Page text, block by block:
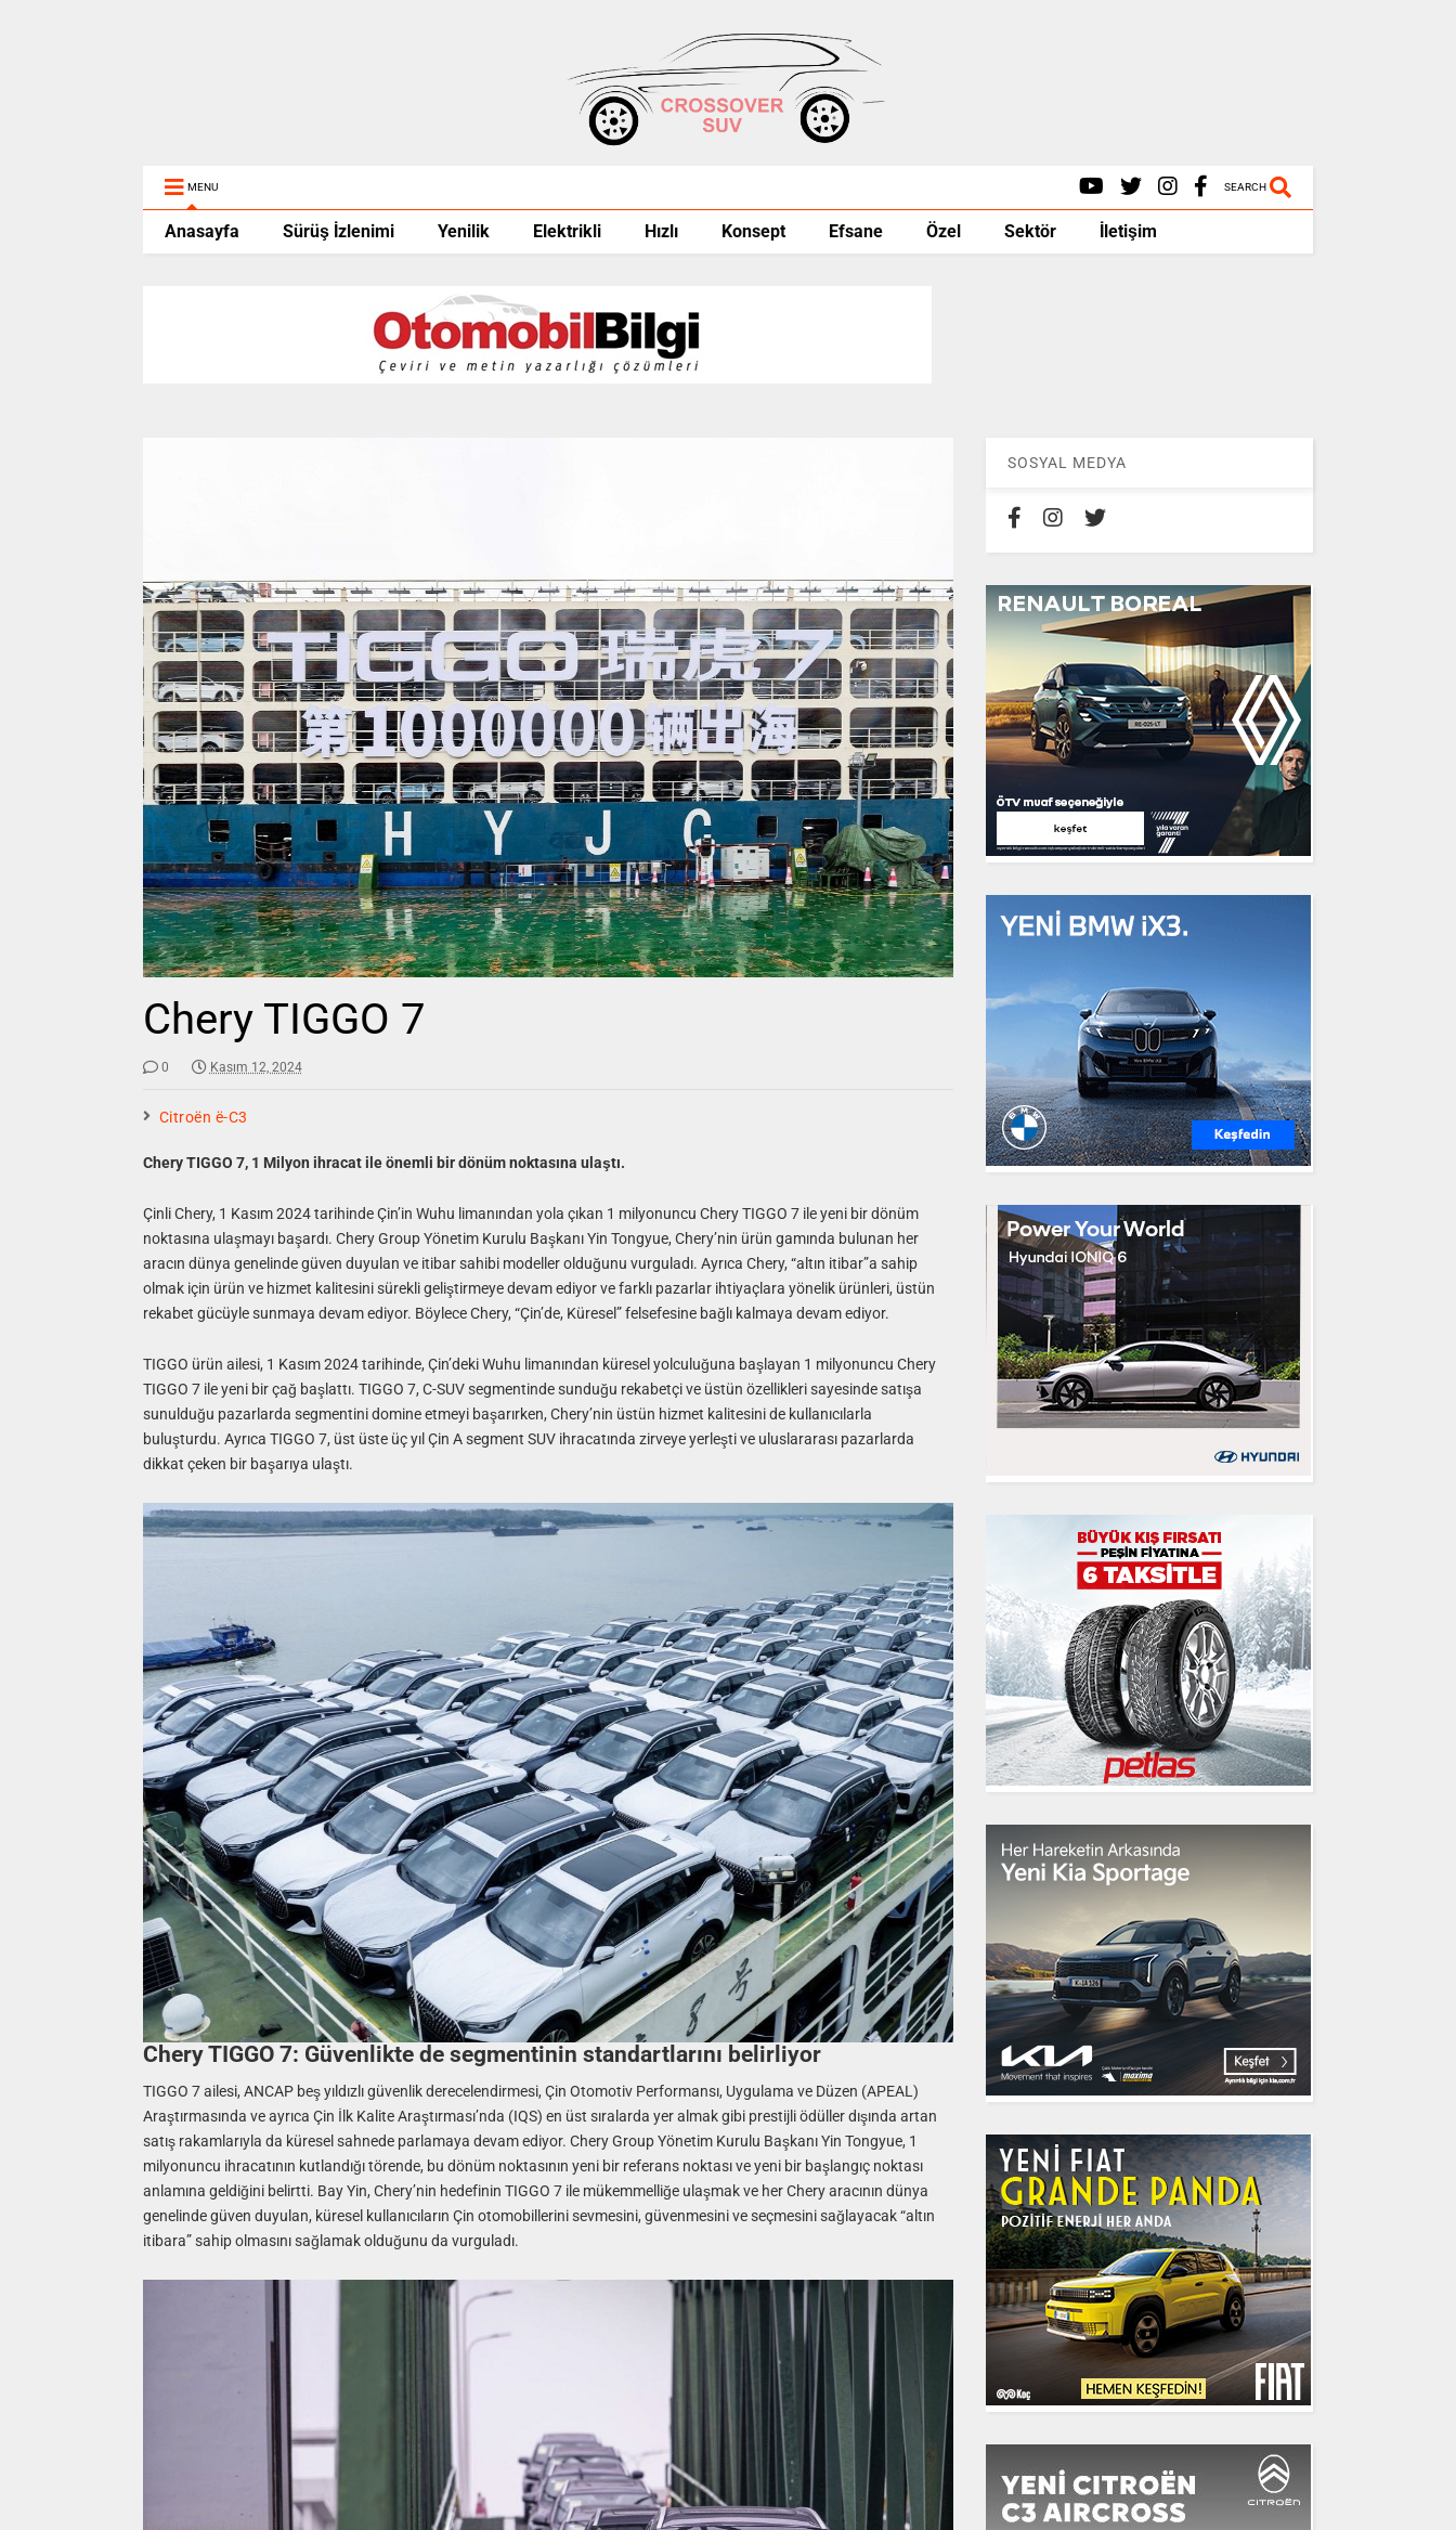
MENU SEARCH
Anasayfa Sürüş İzlenimi Yenilik Elektrikli Hızlı Konsept Efsane Özel Sektör İletişim
Chery TIGGO 7
0 Kasım 12, 2024
Citroën ë-C3
Chery TIGGO 7, 1 Milyon ihracat ile önemli bir dönüm noktasına ulaştı.
Çinli Chery, 1 Kasım 2024 tarihinde Çin’in Wuhu limanından yola çıkan 1 milyonuncu Chery TIGGO 7 ile yeni bir dönüm
noktasına ulaşmayı başardı. Chery Group Yönetim Kurulu Başkanı Yin Tongyue, Chery’nin ürün gamında bulunan her
aracın dünya genelinde güven duyulan ve itibar sahibi modeller olduğunu vurguladı. Ayrıca Chery, “altın itibar”a sahip
olmak için ürün ve hizmet kalitesini sürekli geliştirmeye devam ediyor ve farklı pazarlar ihtiyaçlara yönelik ürünleri, üstün
rekabet gücüyle sunmaya devam ediyor. Böylece Chery, “Çin’de, Küresel” felsefesine bağlı kalmaya devam ediyor.
TIGGO ürün ailesi, 1 Kasım 2024 tarihinde, Çin’deki Wuhu limanından küresel yolculuğuna başlayan 1 milyonuncu Chery
TIGGO 7 ile yeni bir çağ başlattı. TIGGO 7, C-SUV segmentinde sunduğu rekabetçi ve üstün özellikleri sayesinde satışa
sunulduğu pazarlarda segmentini domine etmeyi başarırken, Chery’nin üstün hizmet kalitesini de kullanıcılarla
buluşturdu. Ayrıca TIGGO 7, üst üste üç yıl Çin A segment SUV ihracatında zirveye yerleşti ve uluslararası pazarlarda
dikkat çeken bir başarıya ulaştı.
Chery TIGGO 7: Güvenlikte de segmentinin standartlarını belirliyor
TIGGO 7 ailesi, ANCAP beş yıldızlı güvenlik derecelendirmesi, Çin Otomotiv Performansı, Uygulama ve Düzen (APEAL)
Araştırmasında ve ayrıca Çin İlk Kalite Araştırması’nda (IQS) en üst sıralarda yer almak gibi prestijli ödüller dışında artan
satış rakamlarıyla da küresel sahnede parlamaya devam ediyor. Chery Group Yönetim Kurulu Başkanı Yin Tongyue, 1
milyonuncu ihracatının kutlandığı törende, bu dönüm noktasının yeni bir referans noktası ve yeni bir başlangıç noktası
anlamına geldiğini belirtti. Bay Yin, Chery’nin hedefinin TIGGO 7 ile mükemmelliğe ulaşmak ve her Chery aracının dünya
genelinde güven duyulan, küresel kullanıcıların Çin otomobillerini sevmesini, güvenmesini ve seçmesini sağlayacak “altın
itibara” sahip olmasını sağlamak olduğunu da vurguladı.
SOSYAL MEDYA